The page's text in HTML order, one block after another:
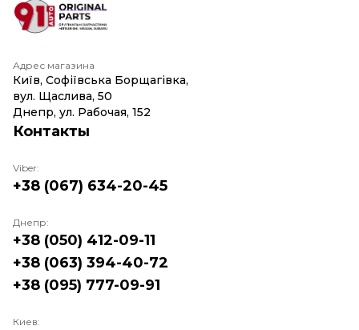
Адрес магазина
Київ, Софіївська Борщагівка,
вул. Щаслива, 50
Днепр, ул. Рабочая, 152
Контакты
Viber:
+38 (067) 634-20-45
Днепр:
+38 (050) 412-09-11
+38 (063) 394-40-72
+38 (095) 777-09-91
Киев: